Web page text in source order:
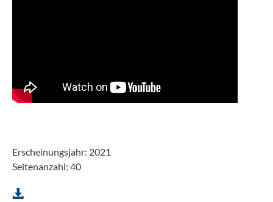
Erscheinungsjahr: 2021
Seitenanzahl: 40